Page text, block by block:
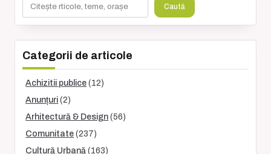
Caută
Categorii de articole
Achizitii publice (12)
Anunțuri (2)
Arhitectură & Design (56)
Comunitate (237)
Cultură Urbană (163)